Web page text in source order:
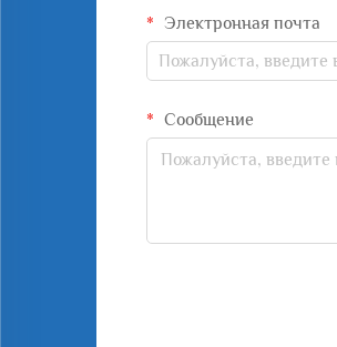
Электронная почта
Сообщение